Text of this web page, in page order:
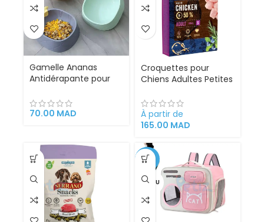
Gamelle Ananas
Antidérapante pour
Bol d’Alimentation
Design en Plastique
70.00 MAD
Croquettes pour
Chiens Adultes Petites
Premium by Nature
Adult Small (3 kg | 8
kg)
À partir de
165.00 MAD
-32%
VENDU